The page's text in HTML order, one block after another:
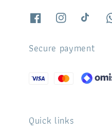
Secure payment
Quick links